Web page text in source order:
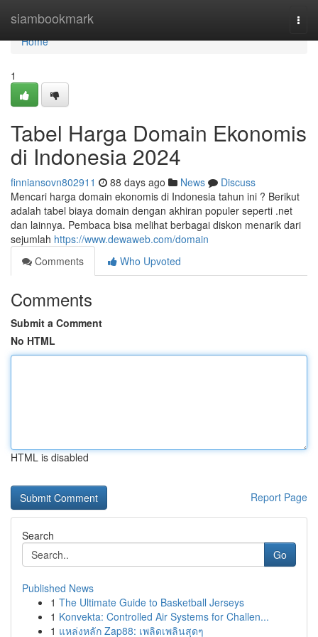
siambookmark
Home
Home
1
Tabel Harga Domain Ekonomis
di Indonesia 2024
finniansovn802911 88 days ago News
Discuss
Mencari harga domain ekonomis di Indonesia tahun ini ? Berikut
adalah tabel biaya domain dengan akhiran populer seperti .net
dan lainnya. Pembaca bisa melihat berbagai diskon menarik dari
sejumlah https://www.dewaweb.com/domain
Comments
Who Upvoted
Comments
Submit a Comment
No HTML
HTML is disabled
Report Page
Search
Go
Published News
1 The Ultimate Guide to Basketball Jerseys
1 Konvekta: Controlled Air Systems for Challen...
1 แหล่งหลัก Zap88: เพลิดเพลินสุดๆ